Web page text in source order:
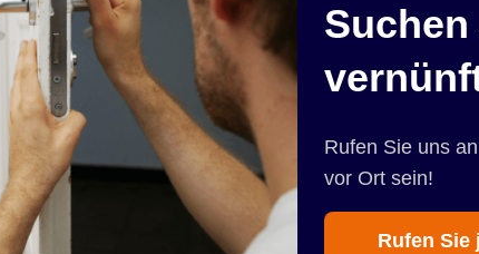
Rufen Sie uns
vor Ort sein!
Rufen Sie